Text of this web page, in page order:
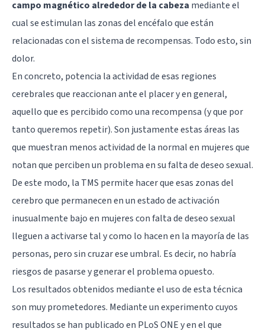
campo magnético alrededor de la cabeza mediante el
cual se estimulan las zonas del encéfalo que están
relacionadas con el sistema de recompensas. Todo esto, sin
dolor.
En concreto, potencia la actividad de esas regiones
cerebrales que reaccionan ante el placer y en general,
aquello que es percibido como una recompensa (y que por
tanto queremos repetir). Son justamente estas áreas las
que muestran menos actividad de la normal en mujeres que
notan que perciben un problema en su falta de deseo sexual.
De este modo, la TMS permite hacer que esas zonas del
cerebroque permanecen en un estado de activación
inusualmente bajo en mujeres con falta de deseo sexual
lleguen a activarse tal y como lo hacen en la mayoría de las
personas, pero sin cruzar ese umbral. Es decir, no habría
riesgos de pasarse y generar el problema opuesto.
Los resultados obtenidos mediante el uso de esta técnica
son muy prometedores. Mediante un experimento cuyos
resultadosse han publicado en PLoS ONEy en el que